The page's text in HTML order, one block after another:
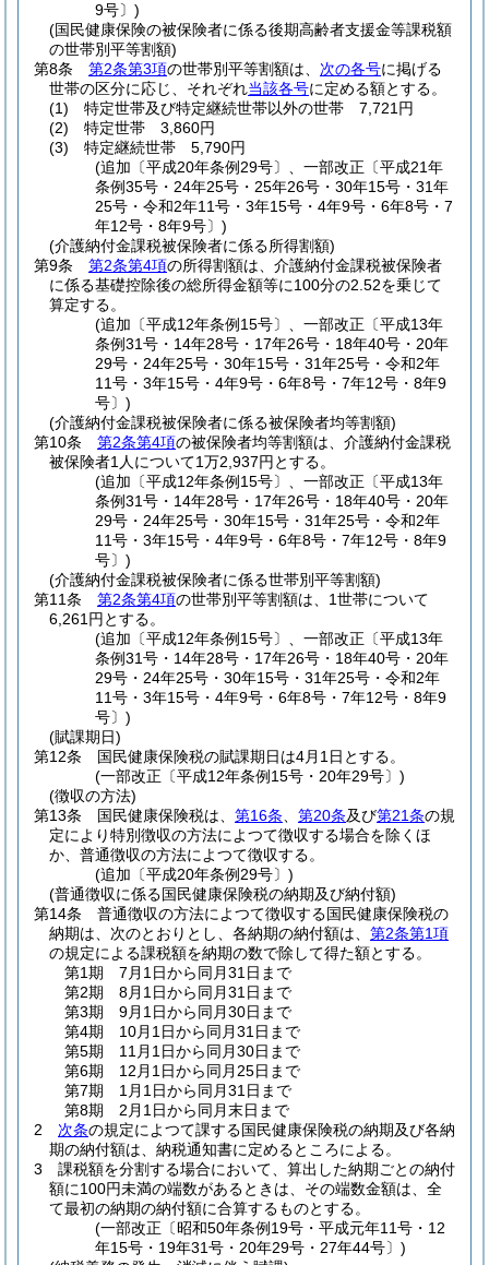
9号〕)
(国民健康保険の被保険者に係る後期高齢者支援金等課税額
の世帯別平等割額)
第8条
第2条第3項の世帯別平等割額は、 次の各号に掲げる
世帯の区分に応じ、それぞれ当該各号に定める額とする。
(1)
特定世帯及び特定継続世帯以外の世帯 7,721円
(2)
特定世帯 3,860円
(3)
特定継続世帯 5,790円
(追加〔平成20年条例29号〕、一部改正〔平成21年
条例35号・24年25号・25年26号・30年15号・31年
25号・令和2年11号・3年15号・4年9号・6年8号・7
年12号・8年9号〕)
(介護納付金課税被保険者に係る所得割額)
第9条
第2条第4項の所得割額は、介護納付金課税被保険者
に係る基礎控除後の総所得金額等に100分の2.52を乗じて
算定する。
(追加〔平成12年条例15号〕、一部改正〔平成13年
条例31号・14年28号・17年26号・18年40号・20年
29号・24年25号・30年15号・31年25号・令和2年
11号・3年15号・4年9号・6年8号・7年12号・8年9
号〕)
(介護納付金課税被保険者に係る被保険者均等割額)
第10条
第2条第4項の被保険者均等割額は、介護納付金課税
被保険者1人について1万2,937円とする。
(追加〔平成12年条例15号〕、一部改正〔平成13年
条例31号・14年28号・17年26号・18年40号・20年
29号・24年25号・30年15号・31年25号・令和2年
11号・3年15号・4年9号・6年8号・7年12号・8年9
号〕)
(介護納付金課税被保険者に係る世帯別平等割額)
第11条
第2条第4項の世帯別平等割額は、1世帯について
6,261円とする。
(追加〔平成12年条例15号〕、一部改正〔平成13年
条例31号・14年28号・17年26号・18年40号・20年
29号・24年25号・30年15号・31年25号・令和2年
11号・3年15号・4年9号・6年8号・7年12号・8年9
号〕)
(賦課期日)
第12条
国民健康保険税の賦課期日は4月1日とする。
(一部改正〔平成12年条例15号・20年29号〕)
(徴収の方法)
第13条
国民健康保険税は、 第16条 第20条及び第21条の規
定により特別徴収の方法によつて徴収する場合を除くほ
か、普通徴収の方法によつて徴収する。
(追加〔平成20年条例29号〕)
(普通徴収に係る国民健康保険税の納期及び納付額)
第14条
普通徴収の方法によつて徴収する国民健康保険税の
納期は、次のとおりとし、各納期の納付額は、 第2条第1項
の規定による課税額を納期の数で除して得た額とする。
第1期 7月1日から同月31日まで
第2期 8月1日から同月31日まで
第3期 9月1日から同月30日まで
第4期 10月1日から同月31日まで
第5期 11月1日から同月30日まで
第6期 12月1日から同月25日まで
第7期 1月1日から同月31日まで
第8期 2月1日から同月末日まで
2
次条の規定によつて課する国民健康保険税の納期及び各納
期の納付額は、納税通知書に定めるところによる。
3
課税額を分割する場合において、算出した納期ごとの納付
額に100円未満の端数があるときは、その端数金額は、全
て最初の納期の納付額に合算するものとする。
(一部改正〔昭和50年条例19号・平成元年11号・12
年15号・19年31号・20年29号・27年44号〕)